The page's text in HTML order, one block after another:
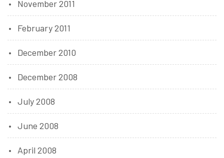
November 2011
February 2011
December 2010
December 2008
July 2008
June 2008
April 2008